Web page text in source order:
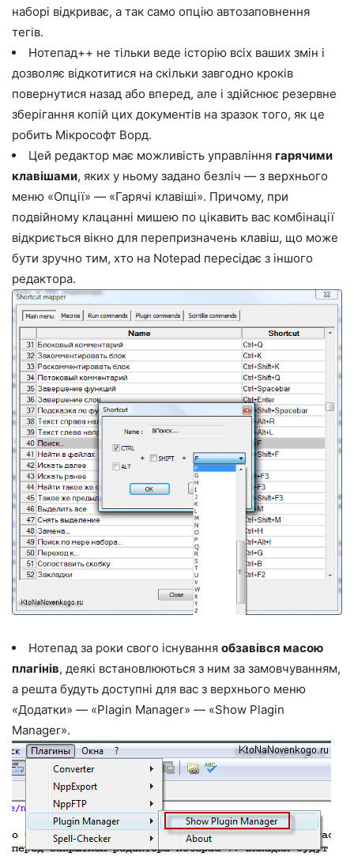
наборі відкриває, а так само опцію автозаповнення
тегів.
Нотепад++ не тільки веде історію всіх ваших змін і
дозволяє відкотитися на скільки завгодно кроків
повернутися назад або вперед, але і здійснює резервне
зберігання копій цих документів на зразок того, як це
робить Мікрософт Ворд.
Цей редактор має можливість управління гарячими
клавішами, яких у ньому задано безліч — з верхнього
меню «Опції» — «Гарячі клавіші». Причому, при
подвійному клацанні мишею по цікавить вас комбінації
відкриється вікно для перепризначень клавіш, що може
бути зручно тим, хто на Notepad пересідає з іншого
редактора.
Нотепад за роки свого існування обзавівся масою
плагінів, деякі встановлюються з ним за замовчуванням,
а решта будуть доступні для вас з верхнього меню
«Додатки» — «Plagin Manager» — «Show Plagin
Manager».